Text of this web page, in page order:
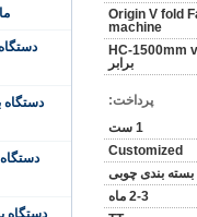
دستگاه
دستگاه
Origin V fold
machine
دستگاه تاشو بافت صورت HC-1500mm v
برابر
پرداخت:
1 ست
Customized
بسته بندی چوبی
2-3 ماه